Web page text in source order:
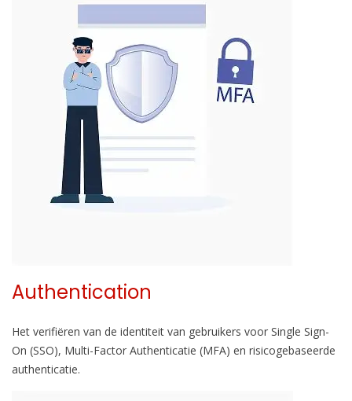
Authentication
Het verifiëren van de identiteit van gebruikers voor Single Sign-
On (SSO), Multi-Factor Authenticatie (MFA) en risicogebaseerde
authenticatie.